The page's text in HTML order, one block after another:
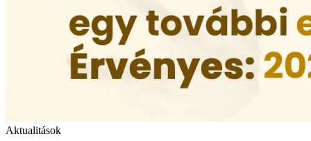
Aktualitások